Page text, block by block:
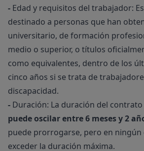
- Edad y requisitos del trabajador:
destinado a personas que han
universitario, de formación
medio o superior, o títulos
como equivalentes, dentro de los
cinco años si se trata de
discapacidad.
- Duración: La duración del
puede oscilar entre 6 meses y 2
puede prorrogarse, pero en ningún
exceder la duración máxima.